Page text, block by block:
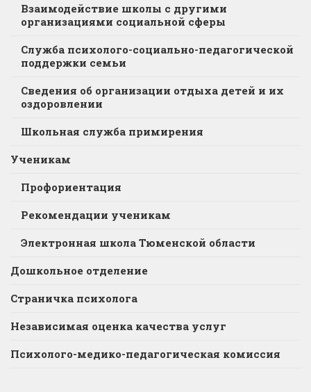
Взаимодействие школы с другими
организациями социальной сферы
Служба психолого-социально-педагогической
поддержки семьи
Сведения об организации отдыха детей и их
оздоровлении
Школьная служба примирения
Ученикам
Профориентация
Рекомендации ученикам
Электронная школа Тюменской области
Дошкольное отделение
Страничка психолога
Независимая оценка качества услуг
Психолого-медико-педагогическая комиссия